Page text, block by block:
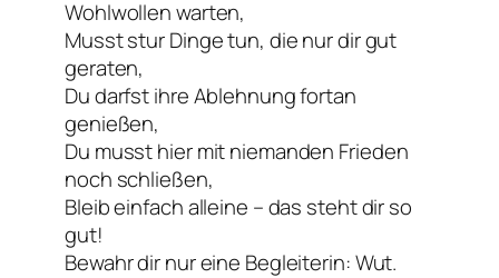
Wohlwollen warten,
Musst stur Dinge tun, die nur dir gut
geraten,
Du darfst ihre Ablehnung fortan
genießen,
Du musst hier mit niemanden Frieden
noch schließen,
Bleib einfach alleine – das steht dir so
gut!
Bewahr dir nur eine Begleiterin: Wut.